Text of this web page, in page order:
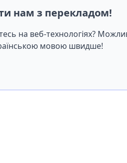
нам з перекладом!
на веб-технологіях?
мовою швидше!